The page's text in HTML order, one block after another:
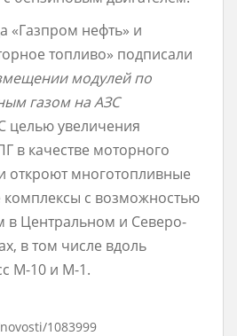
«Газпром нефть» и
топливо» подписали
модулей по
газом на АЗС
целью увеличения
в качестве моторного
откроют многотопливные
с возможностью
в Центральном и Северо-
в том числе вдоль
М-10 и М-1.
1083999